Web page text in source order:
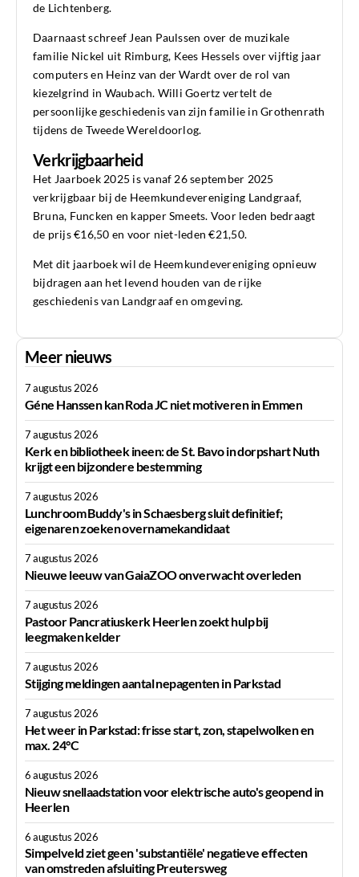
de Lichtenberg.
Daarnaast schreef Jean Paulssen over de muzikale
familie Nickel uit Rimburg, Kees Hessels over vijftig jaar
computers en Heinz van der Wardt over de rol van
kiezelgrind in Waubach. Willi Goertz vertelt de
persoonlijke geschiedenis van zijn familie in Grothenrath
tijdens de Tweede Wereldoorlog.
Verkrijgbaarheid
Het Jaarboek 2025 is vanaf 26 september 2025
verkrijgbaar bij de Heemkundevereniging Landgraaf,
Bruna, Funcken en kapper Smeets. Voor leden bedraagt
de prijs €16,50 en voor niet-leden €21,50.
Met dit jaarboek wil de Heemkundevereniging opnieuw
bijdragen aan het levend houden van de rijke
geschiedenis van Landgraaf en omgeving.
Meer nieuws
7 augustus 2026
Géne Hanssen kan Roda JC niet motiveren in Emmen
7 augustus 2026
Kerk en bibliotheek ineen: de St. Bavo in dorpshart Nuth
krijgt een bijzondere bestemming
7 augustus 2026
Lunchroom Buddy's in Schaesberg sluit definitief;
eigenaren zoeken overnamekandidaat
7 augustus 2026
Nieuwe leeuw van GaiaZOO onverwacht overleden
7 augustus 2026
Pastoor Pancratiuskerk Heerlen zoekt hulp bij
leegmaken kelder
7 augustus 2026
Stijging meldingen aantal nepagenten in Parkstad
7 augustus 2026
Het weer in Parkstad: frisse start, zon, stapelwolken en
max. 24°C
6 augustus 2026
Nieuw snellaadstation voor elektrische auto's geopend in
Heerlen
6 augustus 2026
Simpelveld ziet geen 'substantiële' negatieve effecten
van omstreden afsluiting Preutersweg